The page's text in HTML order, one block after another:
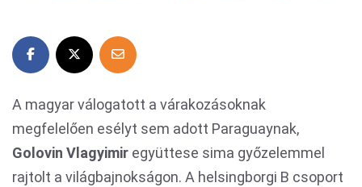
A magyar válogatott a várakozásoknak
megfelelően esélyt sem adott Paraguaynak,
Golovin Vlagyimir együttese sima győzelemmel
rajtolt a világbajnokságon. A helsingborgi B csoport